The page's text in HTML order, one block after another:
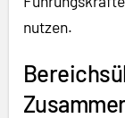
nutzen.